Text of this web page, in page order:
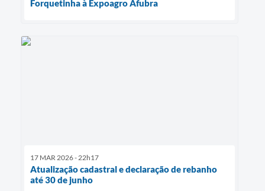
Forquetinha à Expoagro Afubra
17 MAR 2026 - 22h17
Atualização cadastral e declaração de rebanho
até 30 de junho